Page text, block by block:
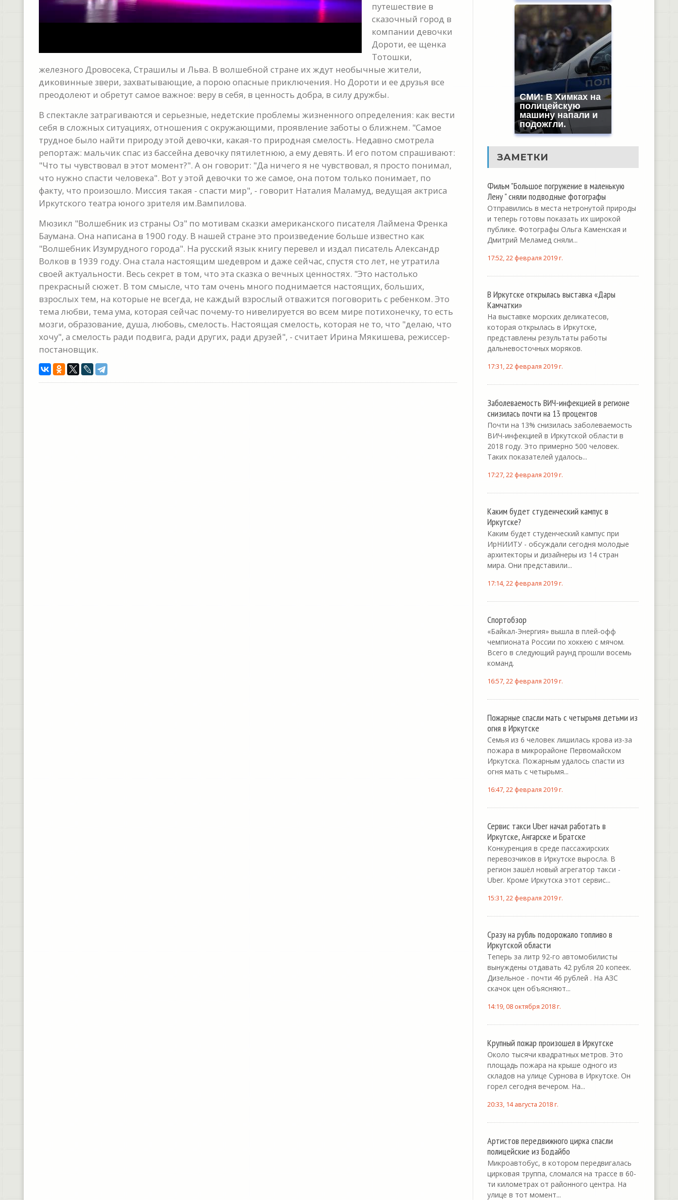
путешествие в
сказочный город в
компании девочки
Дороти, ее щенка
Тотошки,
железного Дровосека, Страшилы и Льва. В волшебной стране их ждут необычные жители,
диковинные звери, захватывающие, а порою опасные приключения. Но Дороти и ее друзья все
преодолеют и обретут самое важное: веру в себя, в ценность добра, в силу дружбы.
В спектакле затрагиваются и серьезные, недетские проблемы жизненного определения: как вести
себя в сложных ситуациях, отношения с окружающими, проявление заботы о ближнем. "Самое
трудное было найти природу этой девочки, какая-то природная смелость. Недавно смотрела
репортаж: мальчик спас из бассейна девочку пятилетнюю, а ему девять. И его потом спрашивают:
"Что ты чувствовал в этот момент?". А он говорит: "Да ничего я не чувствовал, я просто понимал,
что нужно спасти человека". Вот у этой девочки то же самое, она потом только понимает, по
факту, что произошло. Миссия такая - спасти мир", - говорит Наталия Маламуд, ведущая актриса
Иркутского театра юного зрителя им.Вампилова.
Мюзикл "Волшебник из страны Оз" по мотивам сказки американского писателя Лаймена Френка
Баумана. Она написана в 1900 году. В нашей стране это произведение больше известно как
"Волшебник Изумрудного города". На русский язык книгу перевел и издал писатель Александр
Волков в 1939 году. Она стала настоящим шедевром и даже сейчас, спустя сто лет, не утратила
своей актуальности. Весь секрет в том, что эта сказка о вечных ценностях. "Это настолько
прекрасный сюжет. В том смысле, что там очень много поднимается настоящих, больших,
взрослых тем, на которые не всегда, не каждый взрослый отважится поговорить с ребенком. Это
тема любви, тема ума, которая сейчас почему-то нивелируется во всем мире потихонечку, то есть
мозги, образование, душа, любовь, смелость. Настоящая смелость, которая не то, что "делаю, что
хочу", а смелость ради подвига, ради других, ради друзей", - считает Ирина Мякишева, режиссер-
постановщик.
СМИ: В Химках на
полицейскую
машину напали и
подожгли.
ЗАМЕТКИ
Фильм "Большое погружение в маленькую
Лену " сняли подводные фотографы
Отправились в места нетронутой природы
и теперь готовы показать их широкой
публике. Фотографы Ольга Каменская и
Дмитрий Меламед сняли...
17:52, 22 февраля 2019 г.
В Иркутске открылась выставка «Дары
Камчатки»
На выставке морских деликатесов,
которая открылась в Иркутске,
представлены результаты работы
дальневосточных моряков.
17:31, 22 февраля 2019 г.
Заболеваемость ВИЧ-инфекцией в регионе
снизилась почти на 13 процентов
Почти на 13% снизилась заболеваемость
ВИЧ-инфекцией в Иркутской области в
2018 году. Это примерно 500 человек.
Таких показателей удалось...
17:27, 22 февраля 2019 г.
Каким будет студенческий кампус в
Иркутске?
Каким будет студенческий кампус при
ИрНИИТУ - обсуждали сегодня молодые
архитекторы и дизайнеры из 14 стран
мира. Они представили...
17:14, 22 февраля 2019 г.
Спортобзор
«Байкал-Энергия» вышла в плей-офф
чемпионата России по хоккею с мячом.
Всего в следующий раунд прошли восемь
команд.
16:57, 22 февраля 2019 г.
Пожарные спасли мать с четырьмя детьми из
огня в Иркутске
Семья из 6 человек лишилась крова из-за
пожара в микрорайоне Первомайском
Иркутска. Пожарным удалось спасти из
огня мать с четырьмя...
16:47, 22 февраля 2019 г.
Сервис такси Uber начал работать в
Иркутске, Ангарске и Братске
Конкуренция в среде пассажирских
перевозчиков в Иркутске выросла. В
регион зашёл новый агрегатор такси -
Uber. Кроме Иркутска этот сервис...
15:31, 22 февраля 2019 г.
Сразу на рубль подорожало топливо в
Иркутской области
Теперь за литр 92-го автомобилисты
вынуждены отдавать 42 рубля 20 копеек.
Дизельное - почти 46 рублей . На АЗС
скачок цен объясняют...
14:19, 08 октября 2018 г.
Крупный пожар произошел в Иркутске
Около тысячи квадратных метров. Это
площадь пожара на крыше одного из
складов на улице Сурнова в Иркутске. Он
горел сегодня вечером. На...
20:33, 14 августа 2018 г.
Артистов передвижного цирка спасли
полицейские из Бодайбо
Микроавтобус, в котором передвигалась
цирковая труппа, сломался на трассе в 60-
ти километрах от районного центра. На
улице в тот момент...